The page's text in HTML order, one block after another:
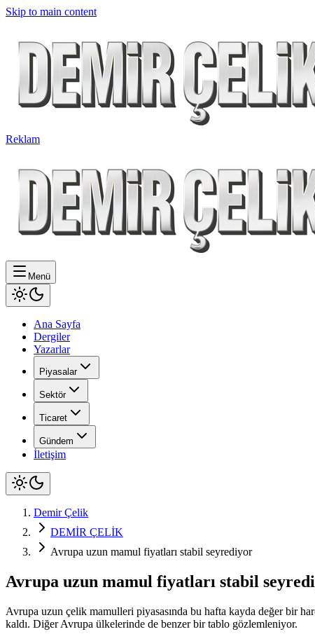
Skip to main content
Reklam
Menü
Ana Sayfa
Dergiler
Yazarlar
Piyasalar
Sektör
Ticaret
Gündem
İletişim
Demir Çelik
DEMİR ÇELİK
Avrupa uzun mamul fiyatları stabil seyrediyor
Avrupa uzun mamul fiyatları stabil
Avrupa uzun çelik mamulleri piyasasında bu hafta kayda değer bir
kaldı. Diğer Avrupa ülkelerinde de benzer bir tablo gözlemleniyor.